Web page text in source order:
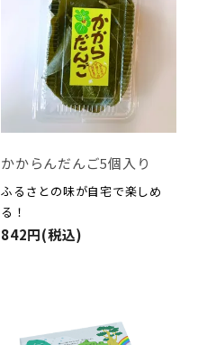
かからんだんご5個入り
ふるさとの味が自宅で楽しめ
る！
842円(税込)